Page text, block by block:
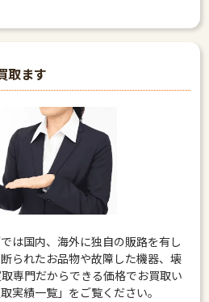
取ます
は国内、海外に独自の販路を有し
られたお品物や故障した機器、壊
専門だからできる価格でお買取い
実績一覧」をご覧ください。